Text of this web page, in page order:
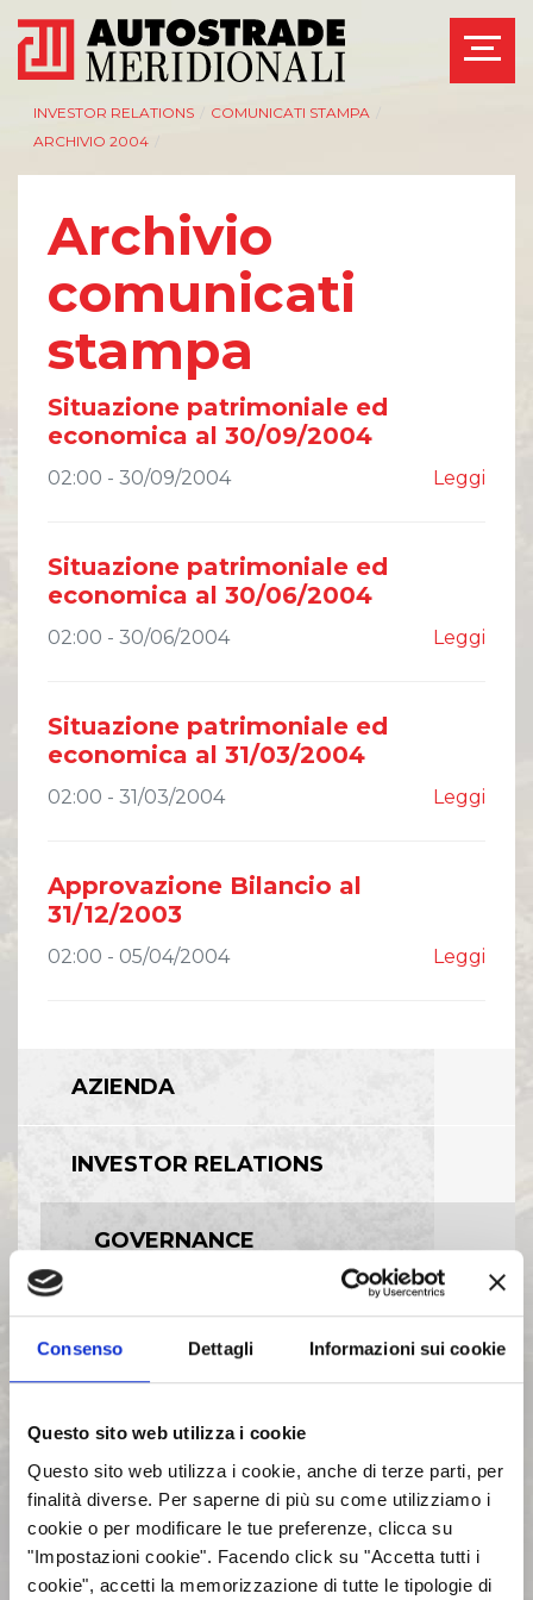
Consenso Dettagli Informazioni sui cookie
Questo sito web utilizza i cookie
Questo sito web utilizza i cookie, anche di terze parti, per
finalità diverse. Per saperne di più su come utilizziamo i
cookie o per modificare le tue preferenze, clicca su
"Impostazioni cookie". Facendo click su "Accetta tutti i
cookie", accetti la memorizzazione di tutte le tipologie di
AZIENDA
Management
Bilanci e relazioni
intermedie
Modello Organizzativo
Linee Guida del
Gruppo ASPI
Governance
documentazione
disponibile
Organi Sociali
ETHICS OFFICE
INVESTOR RELATIONS COMUNICATI STAMPA
ARCHIVIO 2004
Archivio
comunicati
stampa
Situazione patrimoniale ed
economica al 30/09/2004
02:00 - 30/09/2004 Leggi
Situazione patrimoniale ed
economica al 30/06/2004
02:00 - 30/06/2004 Leggi
Situazione patrimoniale ed
economica al 31/03/2004
02:00 - 31/03/2004 Leggi
Approvazione Bilancio al
31/12/2003
02:00 - 05/04/2004 Leggi
AZIENDA
INVESTOR RELATIONS
GOVERNANCE
CALENDARIO EVENTI SOCIETARI
DISPONIBILE
BILANCI E RELAZIONI
INTERMEDIE